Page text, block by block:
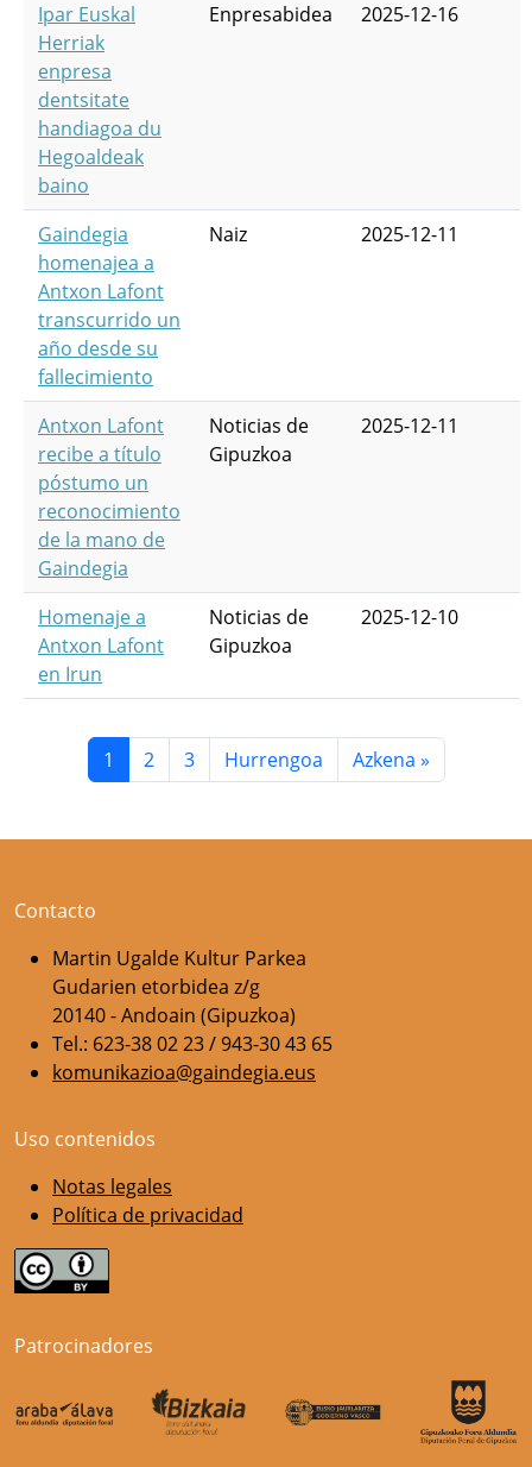
Ipar Euskal
Herriak
enpresa
dentsitate
handiagoa du
Hegoaldeak
baino
Enpresabidea 2025-12-16
Gaindegia
homenajea a
Antxon Lafont
transcurrido un
año desde su
fallecimiento
Naiz 2025-12-11
Antxon Lafont
recibe a título
póstumo un
reconocimiento
de la mano de
Gaindegia
Noticias de
Gipuzkoa
2025-12-11
Homenaje a
Antxon Lafont
en Irun
Noticias de
Gipuzkoa
2025-12-10
Paginación
Página actual
1 Página
2 Página
3 Siguiente página
Hurrengoa Última página
Azkena »
Contacto
Martin Ugalde Kultur Parkea
Gudarien etorbidea z/g
20140 - Andoain (Gipuzkoa)
Tel.: 623-38 02 23 / 943-30 43 65
komunikazioa@gaindegia.eus
Uso contenidos
Notas legales
Política de privacidad
Patrocinadores